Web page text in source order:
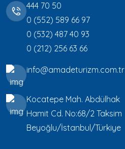
444 70 50
0 (552) 589 66 97
0 (532) 487 40 93
0 (212) 256 63 66
info@amadeturizm.com.tr
Kocatepe Mah. Abdülhak
Hamit Cd. No:68/2 Taksim
Beyoğlu/İstanbul/Türkiye